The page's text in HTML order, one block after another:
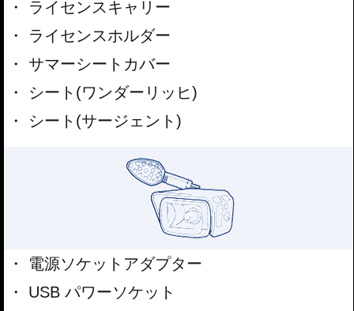
ライセンスキャリー
ライセンスホルダー
サマーシートカバー
シート(ワンダーリッヒ)
シート(サージェント)
電源ソケットアダプター
USB パワーソケット